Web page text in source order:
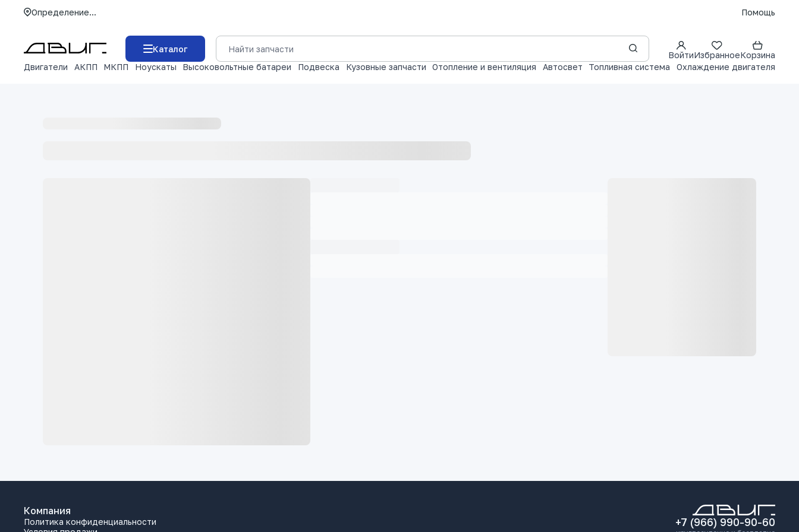
Определение... Помощь
Каталог
ВойтиИзбранноеКорзина
Двигатели
АКПП МКПП Ноускаты Высоковольтные батареи Подвеска Кузовные запчасти Отопление и вентиляция Автосвет Топливная система Охлаждение двигателя
Компания
Политика конфиденциальности
+7 (966) 990-90-60